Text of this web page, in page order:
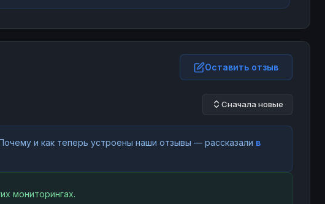
Оставить отзыв
Сначала новые
и как теперь устроены наши отзывы — рассказали в
мониторингах.